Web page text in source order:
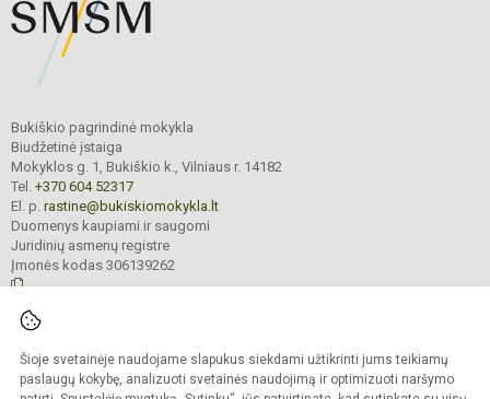
Šioje svetainėje naudojame slapukus siekdami užtikrinti jums teikiamų
paslaugų kokybę, analizuoti svetainės naudojimą ir optimizuoti naršymo
Bukiškio pagrindinė mokykla
Biudžetinė įstaiga
Mokyklos g. 1, Bukiškio k., Vilniaus r. 14182
Tel. +370 604 52317
El. p. rastine@bukiskiomokykla.lt
Duomenys kaupiami ir saugomi
Juridinių asmenų registre
Įmonės kodas 306139262
Kopijuoti turinį be raštiško Bukiškio pagrindinės mokyklos administracijos
sutikimo griežtai draudžiama.